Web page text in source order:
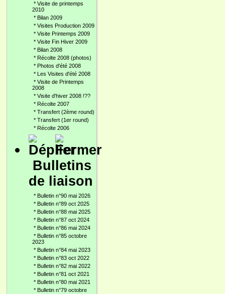
* Visite de printemps
2010
* Bilan 2009
* Visites Production 2009
* Visite Printemps 2009
* Visite Fin Hiver 2009
* Bilan 2008
* Récolte 2008 (photos)
* Photos d'été 2008
* Les Visites d'été 2008
* Visite de Printemps
2008
* Visite d'hiver 2008 !??
* Récolte 2007
* Transfert (2ème round)
* Transfert (1er round)
* Récolte 2006
Bulletins
de liaison
* Bulletin n°90 mai 2026
* Bulletin n°89 oct 2025
* Bulletin n°88 mai 2025
* Bulletin n°87 oct 2024
* Bulletin n°86 mai 2024
* Bulletin n°85 octobre
2023
* Bulletin n°84 mai 2023
* Bulletin n°83 oct 2022
* Bulletin n°82 mai 2022
* Bulletin n°81 oct 2021
* Bulletin n°80 mai 2021
* Bulletin n°79 octobre